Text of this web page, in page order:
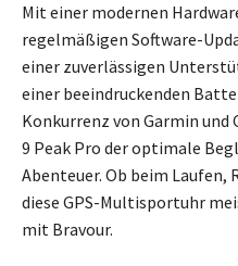
Mit einer modernen
regelmäßigen Software-
einer zuverlässigen
einer beeindruckenden
Konkurrenz von Garmin
9 Peak Pro der optimale
Abenteuer. Ob beim Laufen,
diese GPS-Multisportuhr
mit Bravour.